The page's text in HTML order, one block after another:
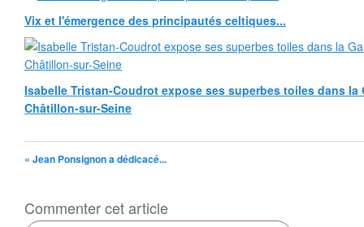
Vix et l'émergence des principautés celtiques...
Isabelle Tristan-Coudrot expose ses superbes toiles dans la
Châtillon-sur-Seine
« Jean Ponsignon a dédicacé...
Commenter cet article